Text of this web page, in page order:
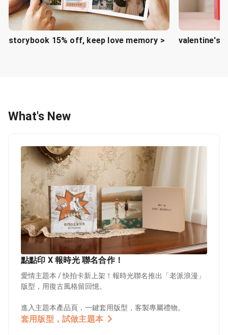
storybook 15% off, keep love memory > valentine's
What's New
點點印 X 報時光 聯名合作！
愛情主題本 / 快拍卡新上架！報時光聯名推出「老派浪漫」
版型，用復古風格留回憶。
進入主題本產品頁，一鍵套用版型，客製專屬禮物。
套用版型，試做主題本